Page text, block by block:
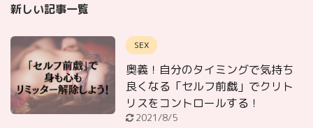
新しい記事一覧
SEX
奥義！自分のタイミングで気持ち
良くなる「セルフ前戯」でクリト
リスをコントロールする！
2021/8/5